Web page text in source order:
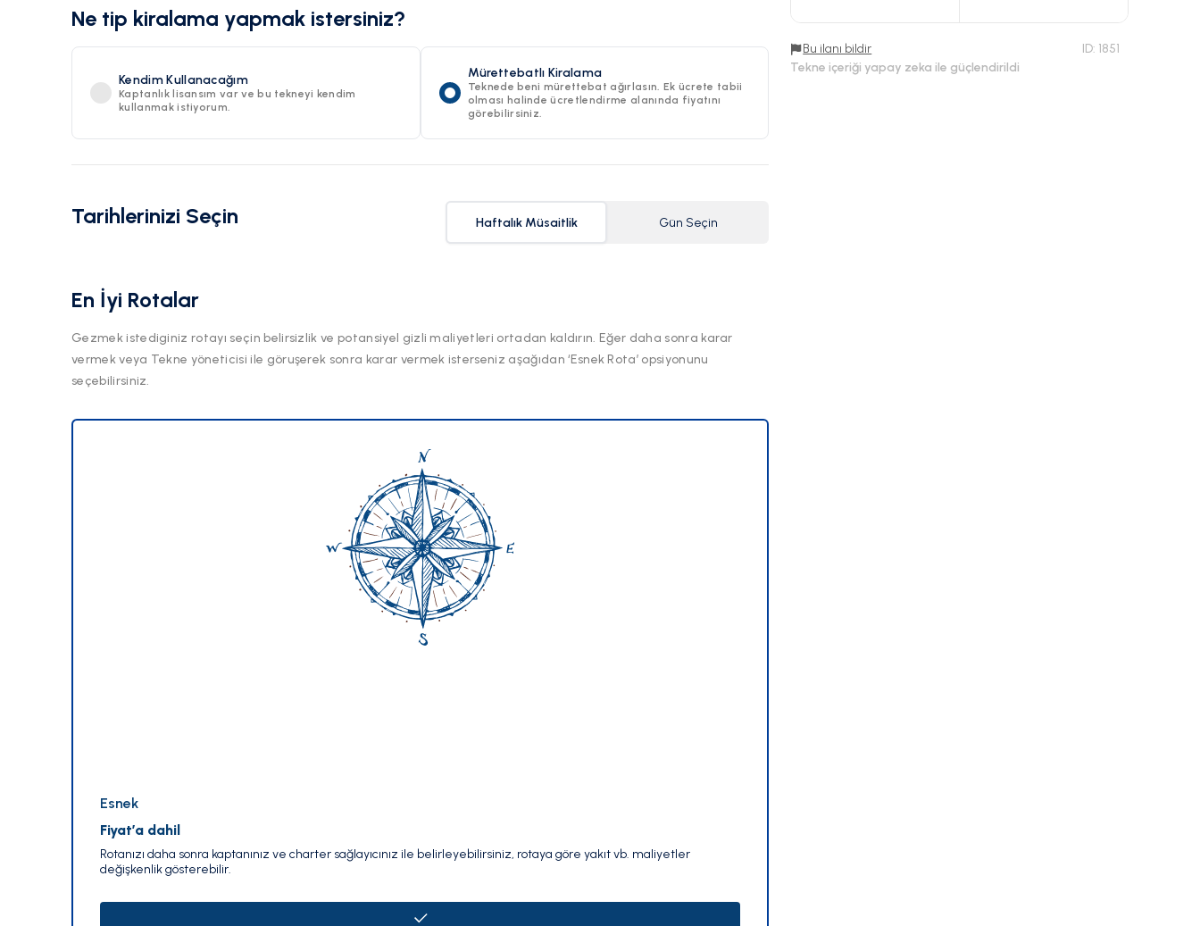
Ne tip kiralama yapmak istersiniz?
Kendim Kullanacağım
Kaptanlık lisansım var ve bu tekneyi kendim
kullanmak istiyorum.
Mürettebatlı Kiralama
Teknede beni mürettebat ağırlasın. Ek ücrete tabii
olması halinde ücretlendirme alanında fiyatını
görebilirsiniz.
Tarihlerinizi Seçin Haftalık Müsaitlik Gün Seçin
En İyi Rotalar
Gezmek istediginiz rotayı seçin belirsizlik ve potansiyel gizli maliyetleri ortadan kaldırın. Eğer daha sonra karar
vermek veya Tekne yöneticisi ile göruşerek sonra karar vermek isterseniz aşağıdan ‘Esnek Rota’ opsiyonunu
seçebilirsiniz.
Esnek
Fiyat’a dahil
Rotanızı daha sonra kaptanınız ve charter sağlayıcınız ile belirleyebilirsiniz, rotaya göre yakıt vb. maliyetler
değişkenlik gösterebilir.
Bu ilanı bildir ID: 1851
Tekne içeriği yapay zeka ile güçlendirildi